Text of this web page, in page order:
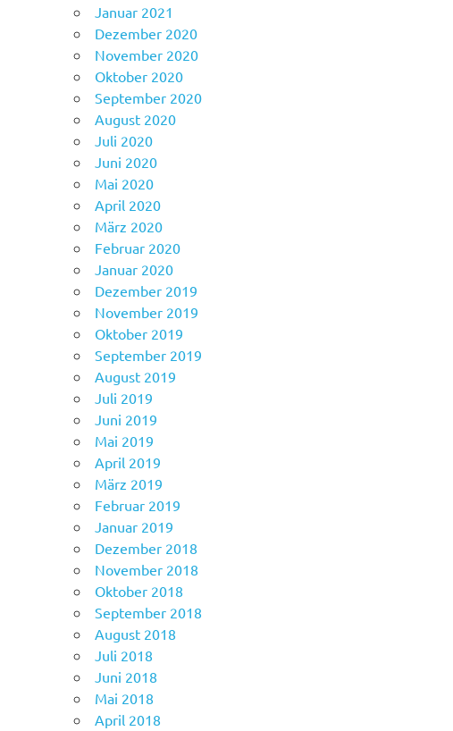
Januar 2021
Dezember 2020
November 2020
Oktober 2020
September 2020
August 2020
Juli 2020
Juni 2020
Mai 2020
April 2020
März 2020
Februar 2020
Januar 2020
Dezember 2019
November 2019
Oktober 2019
September 2019
August 2019
Juli 2019
Juni 2019
Mai 2019
April 2019
März 2019
Februar 2019
Januar 2019
Dezember 2018
November 2018
Oktober 2018
September 2018
August 2018
Juli 2018
Juni 2018
Mai 2018
April 2018